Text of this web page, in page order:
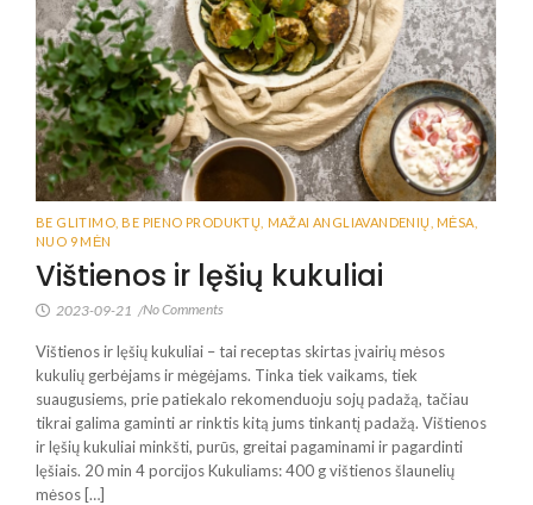
BE GLITIMO BE PIENO PRODUKTŲ MAŽAI ANGLIAVANDENIŲ MĖSA
NUO 9 MĖN
Vištienos ir lęšių kukuliai
2023-09-21 /No Comments
Vištienos ir lęšių kukuliai – tai receptas skirtas įvairių mėsos
kukulių gerbėjams ir mėgėjams. Tinka tiek vaikams, tiek
suaugusiems, prie patiekalo rekomenduoju sojų padažą, tačiau
tikrai galima gaminti ar rinktis kitą jums tinkantį padažą. Vištienos
ir lęšių kukuliai minkšti, purūs, greitai pagaminami ir pagardinti
lęšiais. 20 min 4 porcijos Kukuliams: 400 g vištienos šlaunelių
mėsos […]